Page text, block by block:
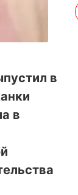
в
в